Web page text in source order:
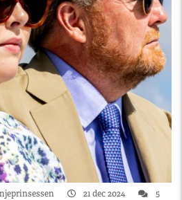
21 dec 2024
5